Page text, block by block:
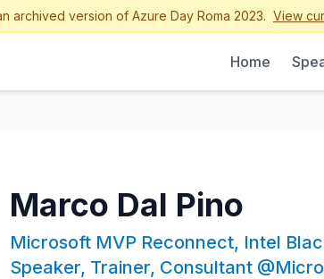
archived version of Azure Day Roma 2023. View
Home
Marco Dal Pino
Microsoft MVP Reconnect, Intel
Speaker, Trainer, Consultant